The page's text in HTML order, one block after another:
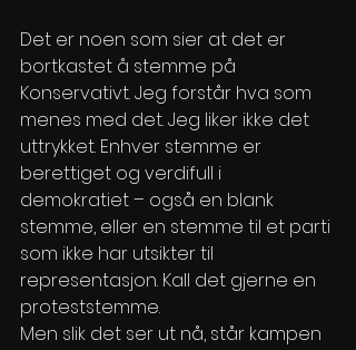
Det er noen som sier at det er
bortkastet å stemme på
Konservativt. Jeg forstår hva som
menes med det. Jeg liker ikke det
uttrykket. Enhver stemme er
berettiget og verdifull i
demokratiet – også en blank
stemme, eller en stemme til et parti
som ikke har utsikter til
representasjon. Kall det gjerne en
proteststemme.
Men slik det ser ut nå, står kampen